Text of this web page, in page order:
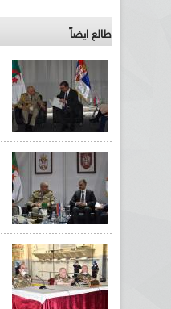
طالع ايضاً